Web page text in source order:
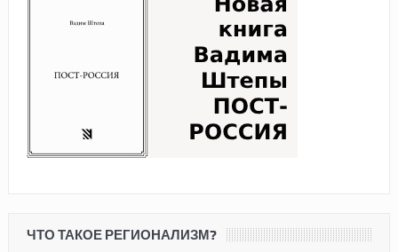
ЧТО ТАКОЕ РЕГИОНАЛИЗМ?